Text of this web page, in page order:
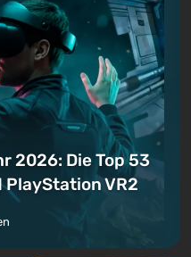
2026: Die Top 53
PlayStation VR2